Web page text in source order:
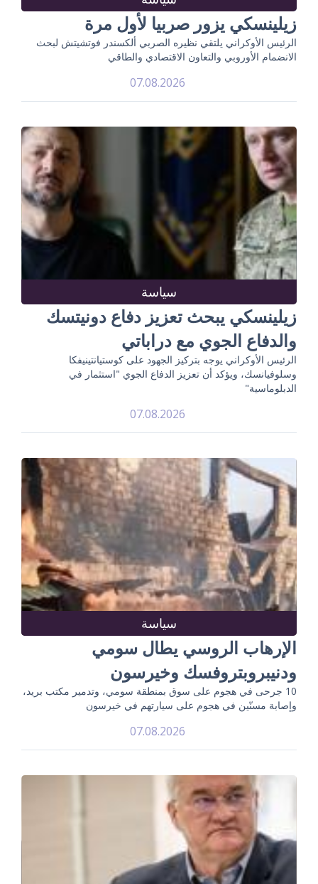
زيلينسكي يزور صربيا لأول مرة
الرئيس الأوكراني يلتقي نظيره الصربي ألكسندر فوتشيتش لبحث
الانضمام الأوروبي والتعاون الاقتصادي والطاقي
07.08.2026
سياسة
زيلينسكي يبحث تعزيز دفاع دونيتسك
والدفاع الجوي مع دراباتي
الرئيس الأوكراني يوجه بتركيز الجهود على كوستيانتينيفكا
وسلوفيانسك، ويؤكد أن تعزيز الدفاع الجوي "استثمار في
الدبلوماسية"
07.08.2026
سياسة
الإرهاب الروسي يطال سومي
ودنيبروبتروفسك وخيرسون
10 جرحى في هجوم على سوق بمنطقة سومي، وتدمير مكتب بريد،
وإصابة مسنّين في هجوم على سيارتهم في خيرسون
07.08.2026